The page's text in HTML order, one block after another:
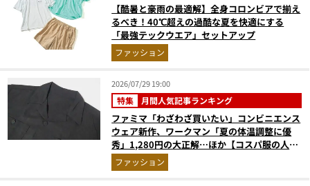
【酷暑と豪雨の最適解】全身コロンビアで揃え
るべき！40℃超えの過酷な夏を快適にする
「最強テックウエア」セットアップ
ファッション
2026/07/29 19:00
特集 月間人気記事ランキング
ファミマ「わざわざ買いたい」コンビニエンス
ウェア新作、ワークマン「夏の体温調整に優
秀」1,280円の大正解…ほか【コスパ服の人気
記事ランキングベスト3】（2026年6月版）
ファッション